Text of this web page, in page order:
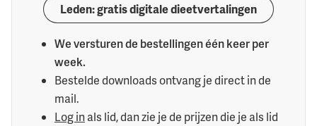
Leden: gratis digitale dieetvertalingen
We versturen de bestellingen één keer per
week.
Bestelde downloads ontvang je direct in de
mail.
Log inals lid, dan zie je de prijzen die je als lid